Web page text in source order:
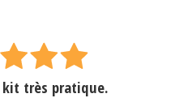
très pratique.